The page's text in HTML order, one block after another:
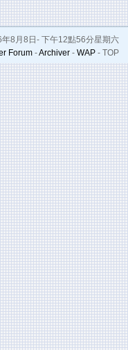
8月8日- 下午12點56分星期六
Forum-Archiver- WAP- TOP